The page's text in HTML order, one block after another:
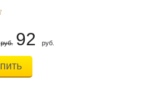
руб. 92 руб.